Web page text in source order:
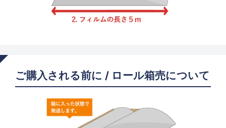
ご購入される前に / ロール箱売について